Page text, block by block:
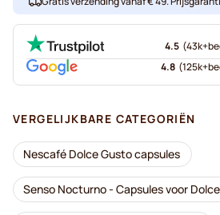
4.5 (43k+
4.8 (125k+
VERGELIJKBARE CATEGORIËN
Nescafé Dolce Gusto capsules
Senso Nocturno - Capsules voor